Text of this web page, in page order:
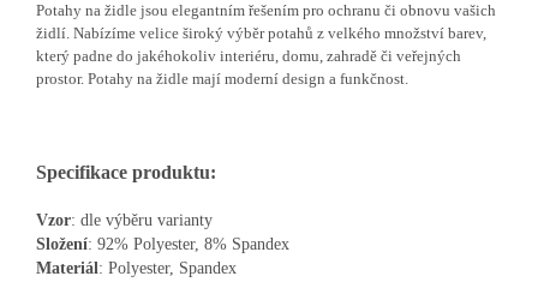
Potahy na židle jsou elegantním řešením pro ochranu či obnovu vašich
židlí. Nabízíme velice široký výběr potahů z velkého množství barev,
který padne do jakéhokoliv interiéru, domu, zahradě či veřejných
prostor. Potahy na židle mají moderní design a funkčnost.
Specifikace produktu:
Vzor: dle výběru varianty
Složení: 92% Polyester, 8% Spandex
Materiál: Polyester, Spandex